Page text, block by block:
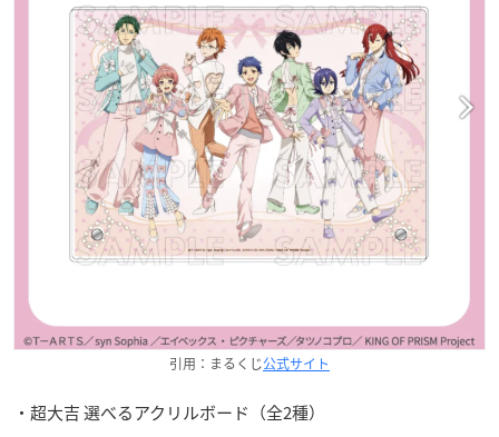
引用：まるくじ公式サイト
・超大吉 選べるアクリルボード（全2種）